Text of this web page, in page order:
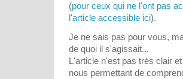
(pour ceux qui ne l'ont pas
l'article accessible ici).
Je ne sais pas pour vous,
de quoi il s'agissait...
L'article n'est pas très clair
nous permettant de